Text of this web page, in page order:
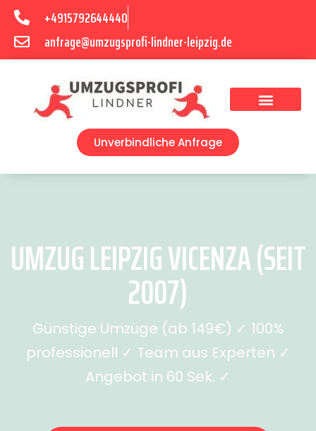
+4915792644440
anfrage@umzugsprofi-lindner-leipzig.de
Unverbindliche Anfrage
UMZUG LEIPZIG VICENZA (SEIT
2007)
Günstige Umzüge (ab 149€) ✓ 100%
professionell ✓ Team aus Experten ✓
Angebot in 60 Sek. ✓